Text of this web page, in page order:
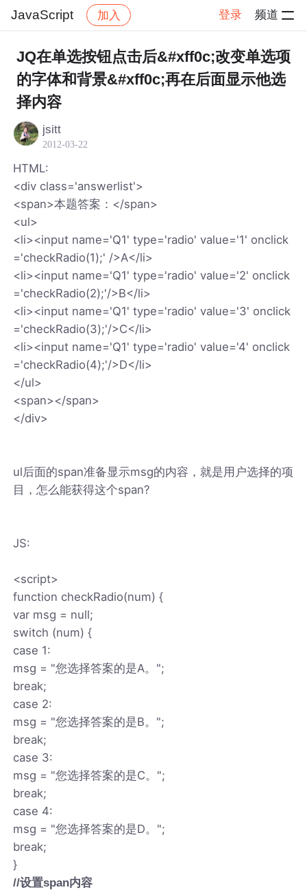
JavaScript 加入 登录 频道
社区 JavaScript 帖子详情
JQ在单选按钮点击后&#xff0c;改变单选项
的字体和背景&#xff0c;再在后面显示他选
择内容
jsitt
2012-03-22
HTML:
<div class='answerlist'>
<span>本题答案：</span>
<ul>
<li><input name='Q1' type='radio' value='1' onclick
='checkRadio(1);' />A</li>
<li><input name='Q1' type='radio' value='2' onclick
='checkRadio(2);'/>B</li>
<li><input name='Q1' type='radio' value='3' onclick
='checkRadio(3);'/>C</li>
<li><input name='Q1' type='radio' value='4' onclick
='checkRadio(4);'/>D</li>
</ul>
<span></span>
</div>
ul后面的span准备显示msg的内容，就是用户选择的项
目，怎么能获得这个span?
JS:
<script>
function checkRadio(num) {
var msg = null;
switch (num) {
case 1:
msg = "您选择答案的是A。";
break;
case 2:
msg = "您选择答案的是B。";
break;
case 3:
msg = "您选择答案的是C。";
break;
case 4:
msg = "您选择答案的是D。";
break;
}
//设置span内容